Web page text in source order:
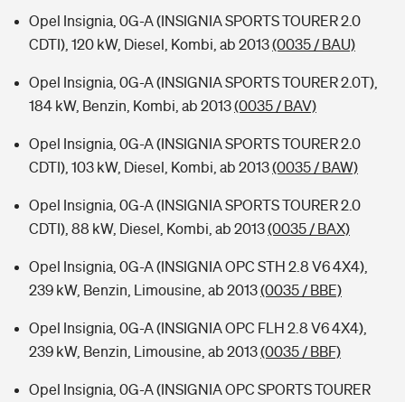
Opel Insignia, 0G-A (INSIGNIA SPORTS TOURER 2.0
CDTI), 120 kW, Diesel, Kombi, ab 2013(0035 / BAU)
Opel Insignia, 0G-A (INSIGNIA SPORTS TOURER 2.0T),
184 kW, Benzin, Kombi, ab 2013(0035 / BAV)
Opel Insignia, 0G-A (INSIGNIA SPORTS TOURER 2.0
CDTI), 103 kW, Diesel, Kombi, ab 2013(0035 / BAW)
Opel Insignia, 0G-A (INSIGNIA SPORTS TOURER 2.0
CDTI), 88 kW, Diesel, Kombi, ab 2013(0035 / BAX)
Opel Insignia, 0G-A (INSIGNIA OPC STH 2.8 V6 4X4),
239 kW, Benzin, Limousine, ab 2013(0035 / BBE)
Opel Insignia, 0G-A (INSIGNIA OPC FLH 2.8 V6 4X4),
239 kW, Benzin, Limousine, ab 2013(0035 / BBF)
Opel Insignia, 0G-A (INSIGNIA OPC SPORTS TOURER